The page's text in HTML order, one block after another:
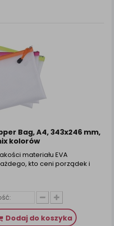
Bag, A4, 343x246 mm,
kolorów
materiału EVA
kto ceni porządek i
Dodaj do koszyka